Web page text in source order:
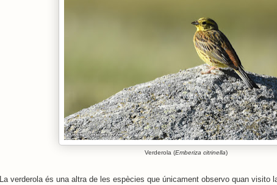
Verderola (Emberiza citrinella)
La verderola és una altra de les espècies que únicament observo quan visito